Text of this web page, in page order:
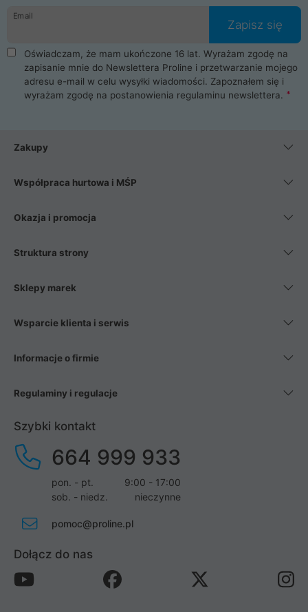
danych osobowych. Dlatego zakup notebooka albo laptopa w
ProLine to czysta przyjemność i pełne bezpieczeństwo.
Zaopatrzysz się u nas w akcesoria i części komputerowe
takie jak procesory, karty graficzne, płyty główne, pamięci,
dyski SSD, M.2 oraz HDD. Nasi pracownicy pomogą Ci wybrać
najlepszy zasilacz komputerowy oraz obudowę do komputera.
Poza komputerami mamy również najlepsze na rynku
Smartfony takich producentów jak Xiaomi, Apple, Samsung i
wentylatory. Na koniec mając już to wszystko, możesz
Email
Zapisz się
Oświadczam, że mam ukończone 16 lat. Wyrażam zgodę na
zapisanie mnie do Newslettera Proline i przetwarzanie mojego
adresu e-mail w celu wysyłki wiadomości. Zapoznałem się i
wyrażam zgodę na postanowienia regulaminu newslettera.
Zakupy
Współpraca hurtowa i MŚP
Okazja i promocja
Struktura strony
Sklepy marek
Wsparcie klienta i serwis
Informacje o firmie
Regulaminy i regulacje
Szybki kontakt
664 999 933
pon. - pt.
9:00 - 17:00
sob. - niedz.
nieczynne
pomoc@proline.pl
Dołącz do nas